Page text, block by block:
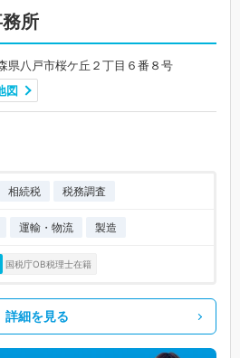
所
県八戸市桜ケ丘２丁目６番８号
図
相続税 税務調査
運輸・物流 製造
国税庁OB税理士在籍
詳細を見る